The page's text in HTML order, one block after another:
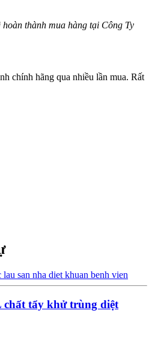
thành mua hàng tại Công Ty
chính hãng qua nhiều lần mua. Rất
chất tẩy khử trùng diệt